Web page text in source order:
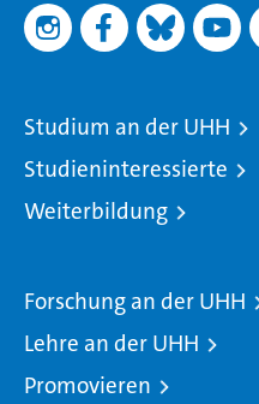
Studium an der UHH
Studieninteressierte
Weiterbildung
Forschung an der UHH
Lehre an der UHH
Promovieren